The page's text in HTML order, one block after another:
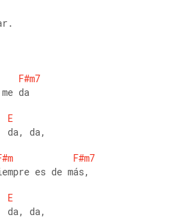
F#m7
da
E
da, da,
F#m7
es de más,
E
da, da,